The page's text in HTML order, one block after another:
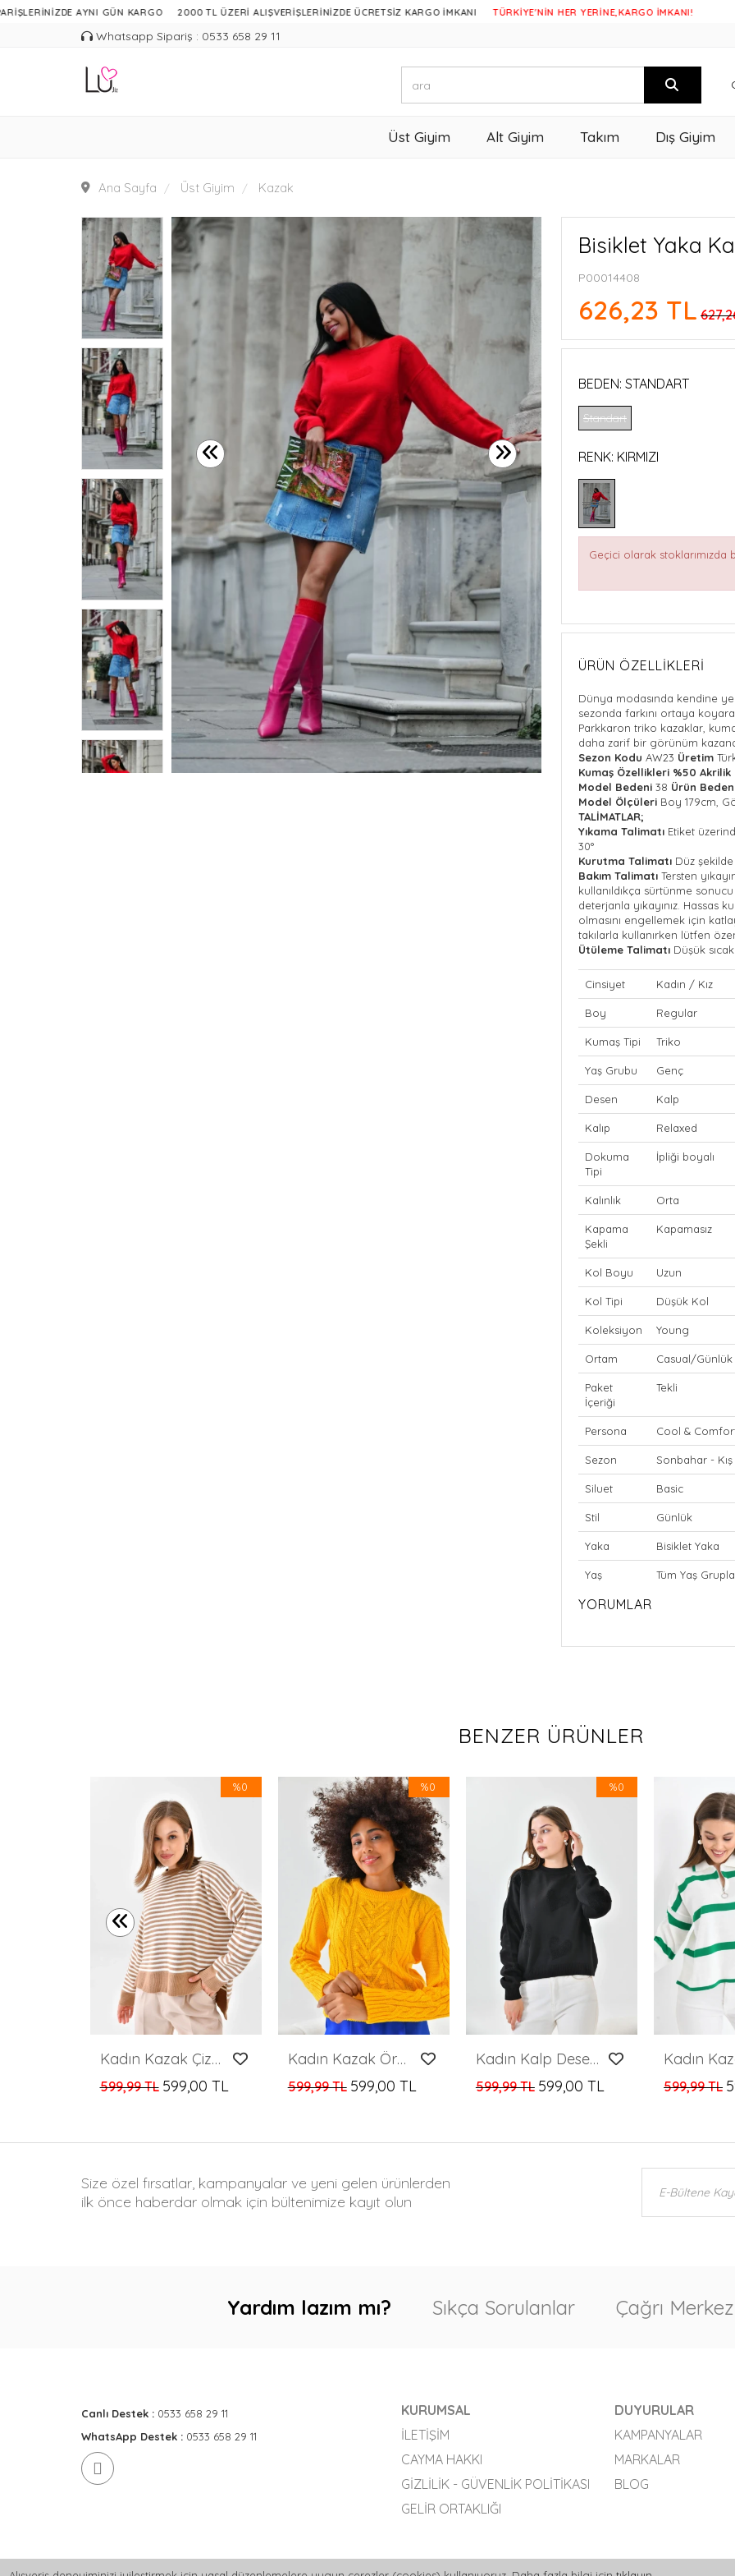
AYNI GÜN KARGO 2000 TL ÜZERİ ALIŞVERİŞLERİNİZDE ÜCRETSİZ KARGO İMKANI TÜRKİYE'NİN HER YERİNE,KARGO İMKANI!
Whatsapp Sipariş : 0533 658 29 11
Üst Giyim Alt Giyim Takım Dış Giyim
Ana Sayfa Üst Giyim Kazak
Bisiklet Yaka
P00014408
626,23 TL
BEDEN: STANDART
Standart
RENK: KIRMIZI
Geçici olarak stoklarımızda
ÜRÜN ÖZELLIKLERI
Dünya modasında kendine
sezonda farkını ortaya
Parkkaron triko kazaklar,
daha zarif bir görünüm
Sezon Kodu AW23 Üretim
Kumaş Özellikleri %50 Akrilik
Model Bedeni 38 Ürün
Model Ölçüleri Boy 179cm,
TALİMATLAR;
Yıkama Talimatı Etiket
30°
Kurutma Talimatı Düz
Bakım Talimatı Tersten
kullanıldıkça sürtünme
deterjanla yıkayınız. Hassas
olmasını engellemek için
takılarla kullanırken lütfen
Ütüleme Talimatı Düşük
Cinsiyet Kadın / Kız
Boy Regular
Kumaş Tipi Triko
Yaş Grubu Genç
Desen Kalp
Kalıp Relaxed
Dokuma
Tipi
İpliği boyalı
Kalınlık Orta
Kapama
Şekli
Kapamasız
Kol Boyu Uzun
Kol Tipi Düşük Kol
Koleksiyon Young
Ortam Casual/Günlük
Paket
İçeriği
Tekli
Persona Cool &
Sezon Sonbahar - Kış
Siluet Basic
Stil Günlük
Yaka Bisiklet Yaka
Yaş Tüm Yaş
YORUMLAR
BENZER ÜRÜNLER
%0
Kadın Kazak Çizgili Yuvarlak Yaka Kazak Camel - 224520
599,99 TL 599,00 TL
%0
Kadın Kazak Örme Desen Detaylı Bel Boy Bisiklet Yaka Kazak Sarı - 6006
599,99 TL 599,00 TL
%0
Kadın Kalp Desenli Kabartmalı Kazak
599,99 TL 599,00 TL 599,99 TL
Size özel fırsatlar, kampanyalar ve yeni gelen ürünlerden
ilk önce haberdar olmak için bültenimize kayıt olun
Yardım lazım mı? Sıkça Sorulanlar Çağrı
Canlı Destek : 0533 658 29 11
WhatsApp Destek : 0533 658 29 11
KURUMSAL
İLETIŞIM
CAYMA HAKKI
GIZLILIK - GÜVENLIK POLITIKASI
GELIR ORTAKLIĞI
DUYURULAR
KAMPANYALAR
MARKALAR
BLOG